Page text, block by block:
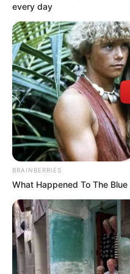
Alminuto 40, Rapinhase
de esquina para poner un
lateral envió el centro al
Dembélépara pone el 1-0
Para la segunda parte,
remontada en el
Camp
después de la reanudación
error infantil de Gerard
Barcelona no reaccionó al
dificultades de la defensa
Lautaro Martínez puso el
Los culés siguieron
Robert Lewandowskipuso
Inter aprovechó un nuevo
every day
BRAINBERRIES
What Happened To The